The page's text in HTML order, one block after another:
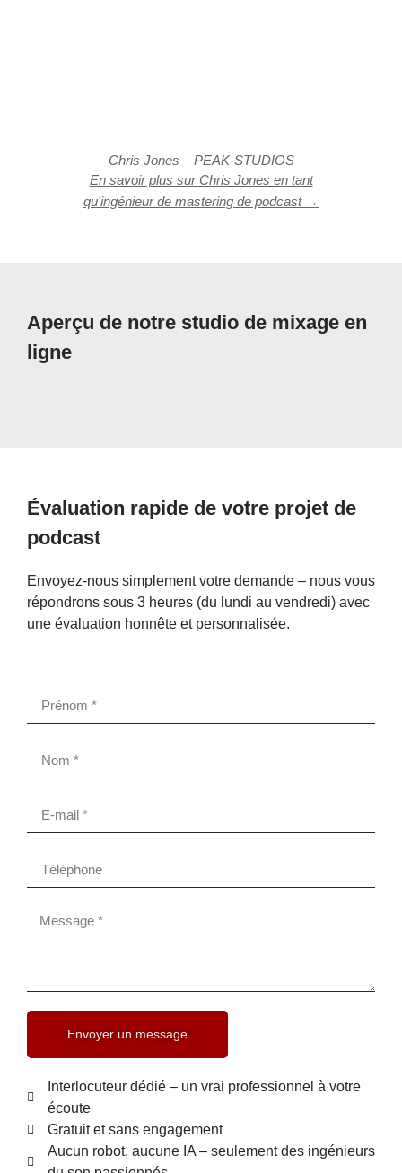
Chris Jones – PEAK-STUDIOS
En savoir plus sur Chris Jones en tant
qu'ingénieur de mastering de podcast →
Aperçu de notre studio de mixage en
ligne
Évaluation rapide de votre projet de
podcast
Envoyez-nous simplement votre demande – nous vous
répondrons sous 3 heures (du lundi au vendredi) avec
une évaluation honnête et personnalisée.
Envoyer un message
Interlocuteur dédié – un vrai professionnel à votre
écoute
Gratuit et sans engagement
Aucun robot, aucune IA – seulement des ingénieurs